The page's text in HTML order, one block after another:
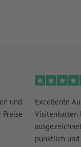
und
Excellente
Visitenkarten
pünktlich und